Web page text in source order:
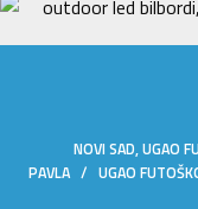
NOVI SAD, UGAO
PAVLA / UGAO